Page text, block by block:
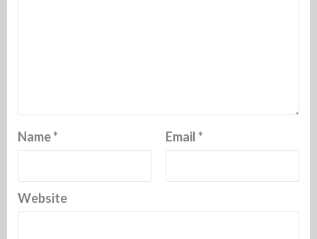
Name* Email*
Website